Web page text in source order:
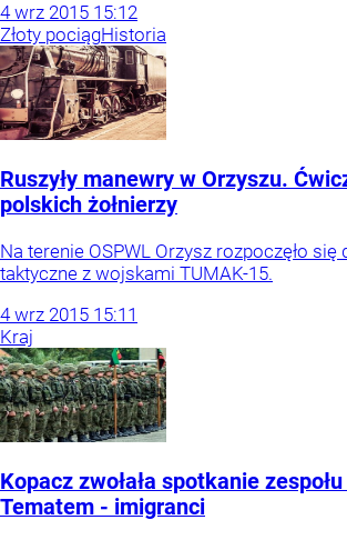
4 wrz 2015 15:12
Złoty pociągHistoria
Ruszyły manewry w Orzyszu.
polskich żołnierzy
Na terenie OSPWL Orzysz rozpoczęło
taktyczne z wojskami TUMAK-15.
4 wrz 2015 15:11
Kraj
Kopacz zwołała spotkanie
Tematem - imigranci